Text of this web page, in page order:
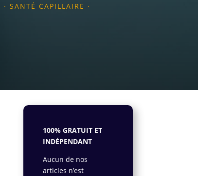
· SANTÉ CAPILLAIRE ·
100% GRATUIT ET
INDÉPENDANT
Aucun de nos
articles n’est